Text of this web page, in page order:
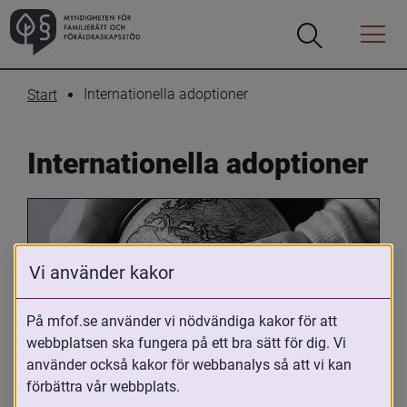
Öppna
Öppna
Menyn
Start Internationella adoptioner
Internationella adoptioner
Oavsett om du är adopterad,
adoptivförälder eller arbetar med
Vi använder kakor
På mfof.se använder vi nödvändiga kakor för att
webbplatsen ska fungera på ett bra sätt för dig. Vi
använder också kakor för webbanalys så att vi kan
förbättra vår webbplats.